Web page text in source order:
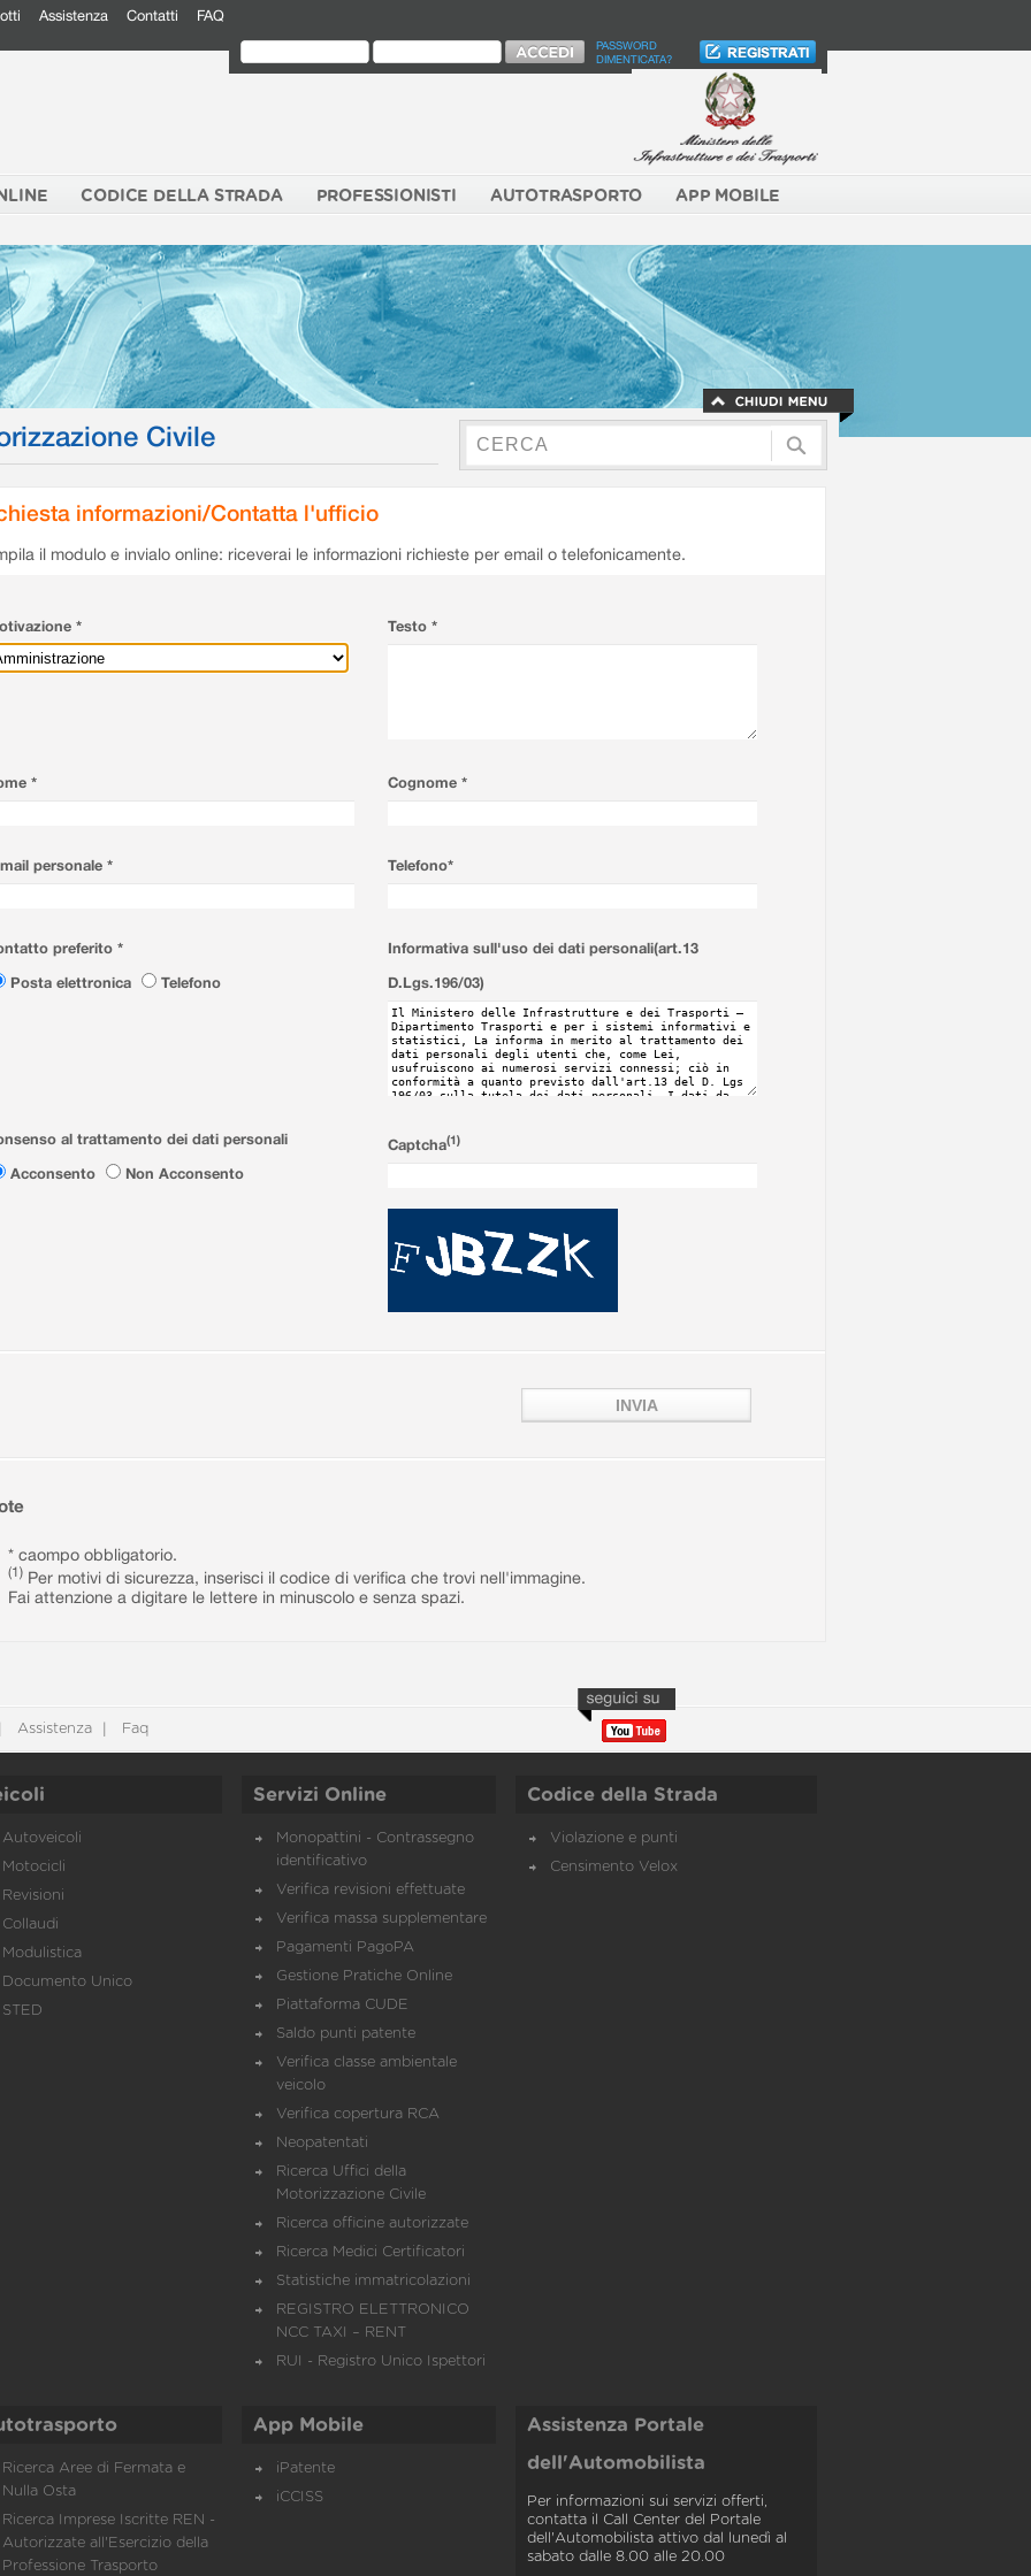
Assistenza Contatti FAQ
PASSWORD
DIMENTICATA?
CODICE DELLA STRADA PROFESSIONISTI AUTOTRASPORTO APP MOBILE
Civile
informazioni/Contatta l'ufficio
il modulo e invialo online: riceverai le informazioni richieste per email o telefonicamente.
* Testo *
* Cognome *
personale * Telefono*
preferito *
Posta elettronica
Telefono
Informativa sull'uso dei dati personali(art.13
D.Lgs.196/03)
al trattamento dei dati personali
Acconsento
Non Acconsento
Captcha(1)
* caompo obbligatorio.
(1) Per motivi di sicurezza, inserisci il codice di verifica che trovi nell'immagine.
Fai attenzione a digitare le lettere in minuscolo e senza spazi.
Assistenza Faq
Autoveicoli
Motocicli
Revisioni
Collaudi
Modulistica
Documento Unico
STED
Servizi Online
Monopattini - Contrassegno
identificativo
Verifica revisioni effettuate
Verifica massa supplementare
Pagamenti PagoPA
Gestione Pratiche Online
Piattaforma CUDE
Saldo punti patente
Verifica classe ambientale
veicolo
Verifica copertura RCA
Neopatentati
Ricerca Uffici della
Motorizzazione Civile
Ricerca officine autorizzate
Ricerca Medici Certificatori
Statistiche immatricolazioni
REGISTRO ELETTRONICO
NCC TAXI – RENT
RUI - Registro Unico Ispettori
Codice della Strada
Violazione e punti
Censimento Velox
Ricerca Aree di Fermata e
Nulla Osta
Ricerca Imprese Iscritte REN -
Autorizzate all'Esercizio della
Professione Trasporto
App Mobile
iPatente
iCCISS
Assistenza Portale
dell'Automobilista
Per informazioni sui servizi offerti,
contatta il Call Center del Portale
dell'Automobilista attivo dal lunedì al
sabato dalle 8.00 alle 20.00